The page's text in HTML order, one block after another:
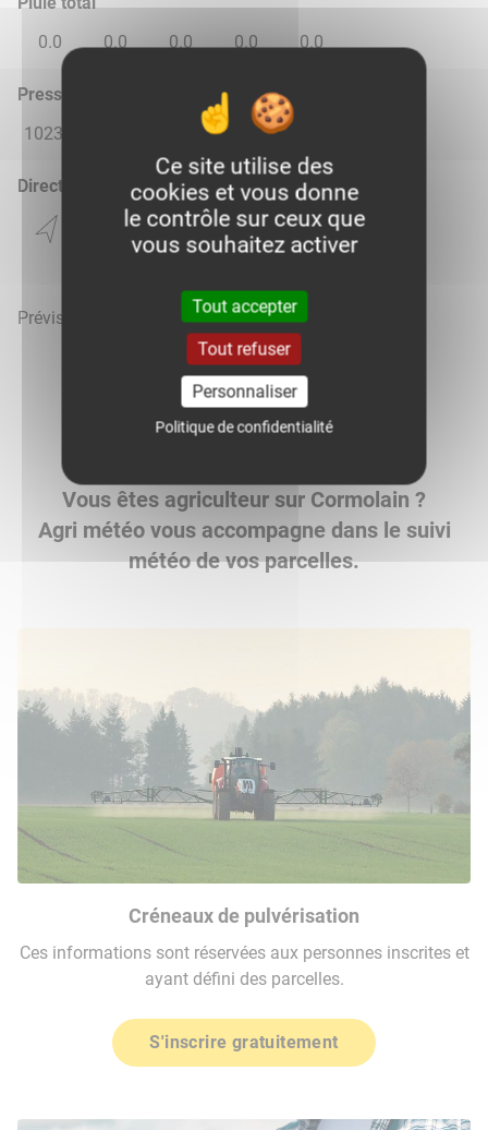
0.0
0.0 0.0 0.0 0.0
Pression atmosphérique (hPa)
1023.0
1014.0 1019.0 1021.0
Direction du vent
Prévisions météo mises à jour le 7 août 2026 à 23h
Voir la météo heure par heure
Vous êtes agriculteur sur Cormolain ?
Agri météo vous accompagne dans le suivi
météo de vos parcelles.
Créneaux de pulvérisation
Ces informations sont réservées aux personnes inscrites et
ayant défini des parcelles.
S'inscrire gratuitement
Ce site utilise des
cookies et vous donne
le contrôle sur ceux que
vous souhaitez activer
Tout accepter
Tout refuser
Personnaliser
Politique de confidentialité